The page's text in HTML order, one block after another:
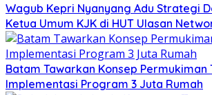
Wagub Kepri Nyanyang Adu Strategi
Ketua Umum KJK di HUT Ulasan
Batam Tawarkan Konsep Permukiman
Implementasi Program 3 Juta Rumah